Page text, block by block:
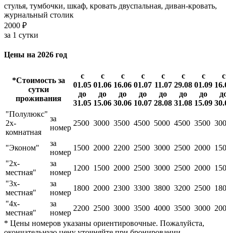
стулья, тумбочки, шкаф, кровать двуспальная, диван-кровать,
журнальный столик
2000 ₽
за 1 сутки
Цены на 2026 год
*Стоимость за
сутки
проживания
с
01.05
до
31.05
с
01.06
до
15.06
с
16.06
до
30.06
с
01.07
до
10.07
с
11.07
до
28.08
с
29.08
до
31.08
с
01.09
до
15.09
с
"Полулюкс"
2х-
комнатная
за
номер
2500 3000 3500 4500 5000 4500 3500
"Эконом"
за
номер
1500 2000 2200 2500 3000 2500 2000
"2х-
местная"
за
номер
1200 1500 2000 2500 3000 2500 2000
"3х-
местная"
за
номер
1800 2000 2300 3300 3800 3200 2500
"4х-
местная"
за
номер
2200 2500 3000 3500 4000 3500 3000
* Цены номеров указаны ориентировочные. Пожалуйста,